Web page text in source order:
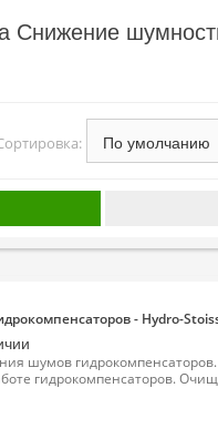
Снижение
- Hydro-
шумов гидрокомпенсаторов.
гидрокомпенсаторов.